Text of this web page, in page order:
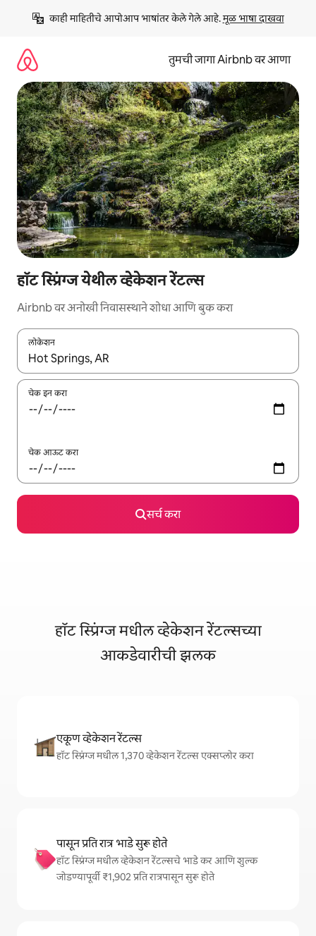
काही माहितीचे आपोआप भाषांतर केले गेले आहे. मूळ भाषा दाखवा
तुमची जागा Airbnb वर आणा
हॉट स्प्रिंग्ज येथील व्हेकेशन रेंटल्स
Airbnb वर अनोखी निवासस्थाने शोधा आणि बुक करा
लोकेशन
जेव्हा परिणाम उपलब्ध असतील, तेव्हा वरच्या आणि खाली बाणांच्या किजसह
चेक इन करा
चेक आऊट करा
सर्च करा
हॉट स्प्रिंग्ज मधील व्हेकेशन रेंटल्सच्या
आकडेवारीची झलक
एकूण व्हेकेशन रेंटल्स
हॉट स्प्रिंग्ज मधील 1,370 व्हेकेशन रेंटल्स एक्सप्लोर करा
पासून प्रति रात्र भाडे सुरू होते
हॉट स्प्रिंग्ज मधील व्हेकेशन रेंटल्सचे भाडे कर आणि शुल्क
जोडण्यापूर्वी ₹1,902 प्रति रात्रपासून सुरू होते